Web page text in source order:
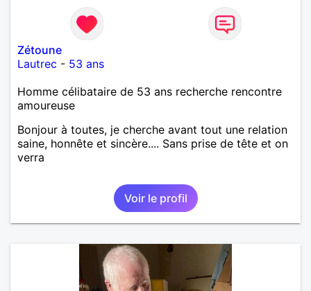
Zétoune
Lautrec - 53 ans
Homme célibataire de 53 ans recherche rencontre
amoureuse
Bonjour à toutes, je cherche avant tout une relation
saine, honnête et sincère.... Sans prise de tête et on
verra
Voir le profil